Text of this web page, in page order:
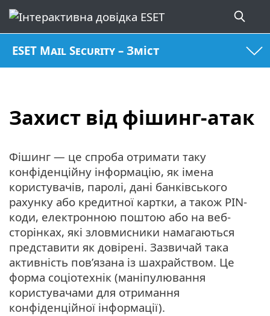
ESET Mail Security – Зміст
Захист від фішинг-атак
Фішинг — це спроба отримати таку
конфіденційну інформацію, як імена
користувачів, паролі, дані банківського
рахунку або кредитної картки, а також PIN-
коди, електронною поштою або на веб-
сторінках, які зловмисники намагаються
представити як довірені. Зазвичай така
активність пов’язана із шахрайством. Це
форма соціотехнік (маніпулювання
користувачами для отримання
конфіденційної інформації).